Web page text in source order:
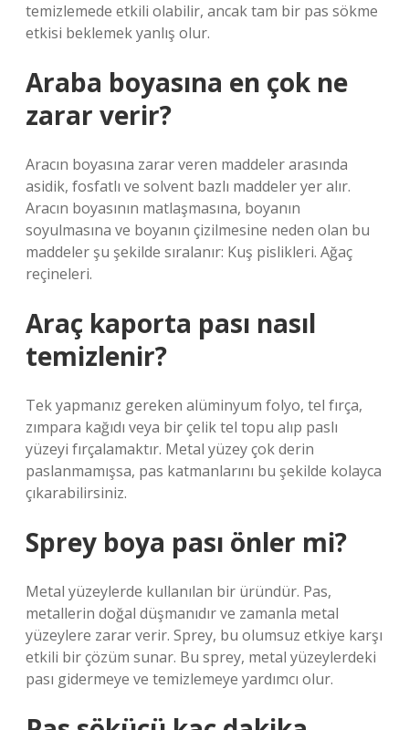
temizlemede etkili olabilir, ancak tam bir pas sökme
etkisi beklemek yanlış olur.
Araba boyasına en çok ne
zarar verir?
Aracın boyasına zarar veren maddeler arasında
asidik, fosfatlı ve solvent bazlı maddeler yer alır.
Aracın boyasının matlaşmasına, boyanın
soyulmasına ve boyanın çizilmesine neden olan bu
maddeler şu şekilde sıralanır: Kuş pislikleri. Ağaç
reçineleri.
Araç kaporta pası nasıl
temizlenir?
Tek yapmanız gereken alüminyum folyo, tel fırça,
zımpara kağıdı veya bir çelik tel topu alıp paslı
yüzeyi fırçalamaktır. Metal yüzey çok derin
paslanmamışsa, pas katmanlarını bu şekilde kolayca
çıkarabilirsiniz.
Sprey boya pası önler mi?
Metal yüzeylerde kullanılan bir üründür. Pas,
metallerin doğal düşmanıdır ve zamanla metal
yüzeylere zarar verir. Sprey, bu olumsuz etkiye karşı
etkili bir çözüm sunar. Bu sprey, metal yüzeylerdeki
pası gidermeye ve temizlemeye yardımcı olur.